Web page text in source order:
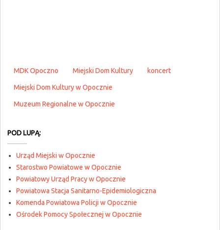
MDK Opoczno Miejski Dom Kultury koncert
Miejski Dom Kultury w Opocznie
Muzeum Regionalne w Opocznie
POD LUPĄ:
Urząd Miejski w Opocznie
Starostwo Powiatowe w Opocznie
Powiatowy Urząd Pracy w Opocznie
Powiatowa Stacja Sanitarno-Epidemiologiczna
Komenda Powiatowa Policji w Opocznie
Ośrodek Pomocy Społecznej w Opocznie